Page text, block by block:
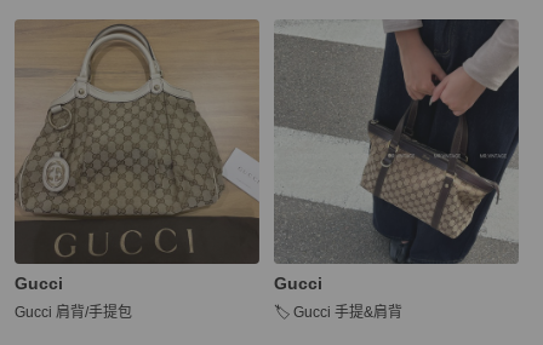
Gucci
Gucci 肩背/手提包
Gucci
🏷️ Gucci 手提&肩背